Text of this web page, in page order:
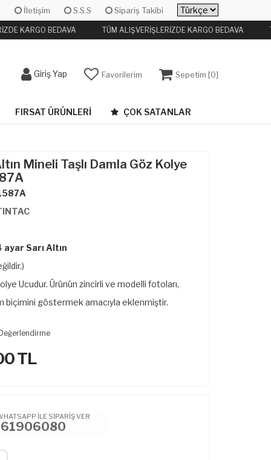
İletişim S.S.S Sipariş Takibi
KARGO BEDAVA TÜM ALIŞVERİŞLERİZDE KARGO BEDAVA
Giriş Yap Favorilerim Sepetim [0]
FIRSAT ÜRÜNLERI ÇOK SATANLAR
Mineli Taşlı Damla Göz Kolye
Sarı Altın
Ucudur. Ürünün zincirli ve modelli fotoları,
biçimini göstermek amacıyla eklenmiştir.
Değerlendirme
TL
İLE SİPARİŞ VER